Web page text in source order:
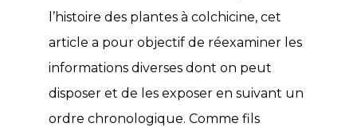
l’histoire des plantes à colchicine, cet
article a pour objectif de réexaminer les
informations diverses dont on peut
disposer et de les exposer en suivant un
ordre chronologique. Comme fils